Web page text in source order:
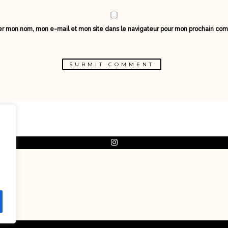
mon nom, mon e-mail et mon site dans le navigateur pour mon prochain